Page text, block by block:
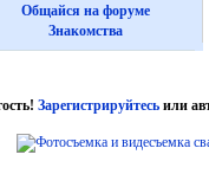
Общайся на форуме
Знакомства
Зарегистрируйтесьили